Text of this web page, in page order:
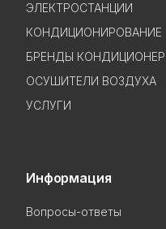
ЭЛЕКТРОСТАНЦИИ
КОНДИЦИОНИРОВАНИЕ
БРЕНДЫ
ОСУШИТЕЛИ ВОЗДУХА
УСЛУГИ
Информация
Вопросы-ответы